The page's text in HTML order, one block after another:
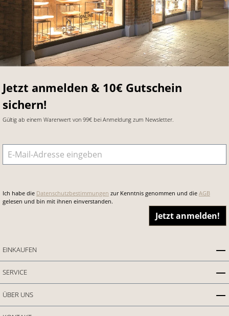
Jetzt anmelden & 10€ Gutschein
sichern!
Gültig ab einem Warenwert von 99€ bei Anmeldung zum Newsletter.
E-Mail-Adresse
Ich habe die Datenschutzbestimmungen zur Kenntnis genommen und die AGB
gelesen und bin mit ihnen einverstanden.
Jetzt anmelden!
EINKAUFEN
SERVICE
ÜBER UNS